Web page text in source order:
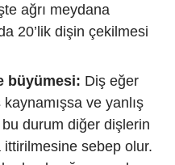
ağrı meydana
20’lik dişin çekilmesi
büyümesi: Diş eğer
ve yanlış
durum diğer dişlerin
ittirilmesine sebep olur.